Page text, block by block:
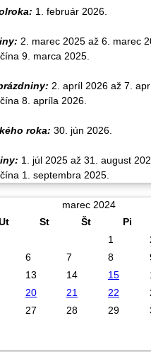
1. február 2026.
2. marec 2025 až 6. marec
9. marca 2025.
2. apríl 2026 až 7.
8. apríla 2026.
roka: 30. jún 2026.
1. júl 2025 až 31. august
1. septembra 2025.
marec 2024
St Št Pi
1
6 7 8
13 14 15
20 21 22
27 28 29